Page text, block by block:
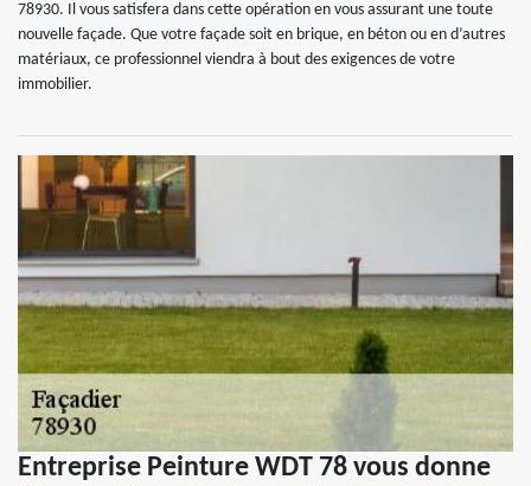
78930. Il vous satisfera dans cette opération en vous assurant une toute
nouvelle façade. Que votre façade soit en brique, en béton ou en d’autres
matériaux, ce professionnel viendra à bout des exigences de votre
immobilier.
Entreprise Peinture WDT 78 vous donne